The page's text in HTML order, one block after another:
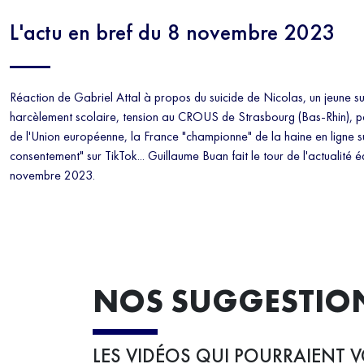
L'actu en bref du 8 novembre 2023
Réaction de Gabriel Attal à propos du suicide de Nicolas, un jeune
harcèlement scolaire, tension au CROUS de Strasbourg (Bas-Rhin),
de l'Union européenne, la France "championne" de la haine en ligne
consentement" sur TikTok... Guillaume Buan fait le tour de l'actualité
novembre 2023.
NOS
LES VIDÉOS QUI POURRAIENT